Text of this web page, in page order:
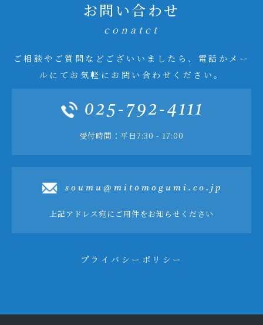
お問い合わせ
conatct
ご相談やご質問などございいましたら、電話かメー
ルにてお気軽にお問い合わせください。
025-792-4111
受付時間：平日7:30 - 17:00
soumu@mitomogumi.co.jp
上記アドレス宛にご用件をお知らせください
プライバシーポリシー